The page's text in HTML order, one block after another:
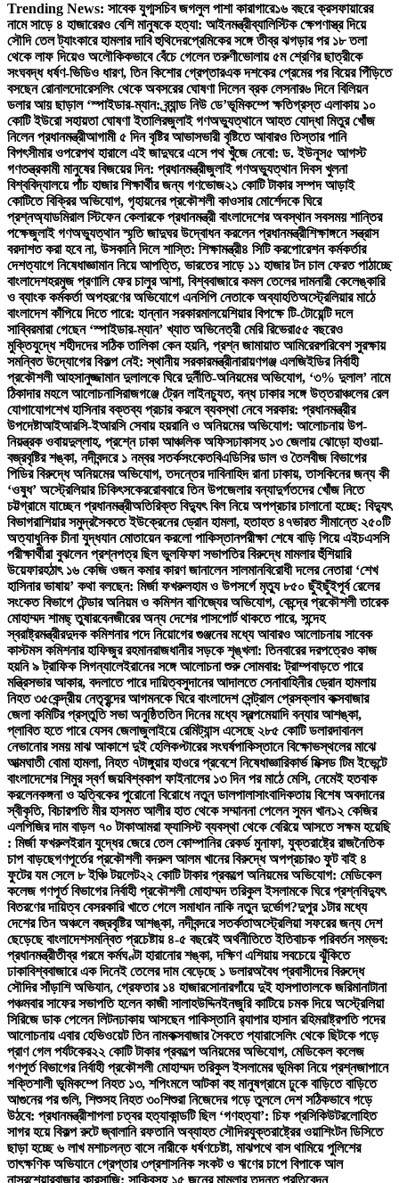
Trending News: সাবেক যুগ্মসচিব জগলুল পাশা কারাগারে১৬ বছরে ক্রসফায়ারের
নামে সাড়ে ৪ হাজারেরও বেশি মানুষকে হত্যা: আইনমন্ত্রীব্যালিস্টিক ক্ষেপণাস্ত্র দিয়ে
সৌদি তেল ট্যাংকারে হামলার দাবি হুথিদেরপ্রেমিকের সঙ্গে তীব্র ঝগড়ার পর ১৮ তলা
থেকে লাফ দিয়েও অলৌকিকভাবে বেঁচে গেলেন তরুণীভোলায় ৫ম শ্রেণির ছাত্রীকে
সংঘবদ্ধ ধর্ষণ-ভিডিও ধারণ, তিন কিশোর গ্রেপ্তারএক দশকের প্রেমের পর বিয়ের পিঁড়িতে
বসছেন রোনালদোরেসলিং থেকে অবসরের ঘোষণা দিলেন ব্রক লেসনার৬ দিনে বিলিয়ন
ডলার আয় ছাড়াল ‘স্পাইডার-ম্যান: ব্র্যান্ড নিউ ডে’ভূমিকম্পে ক্ষতিগ্রস্ত এলাকায় ১০
কোটি ইউরো সহায়তা ঘোষণা ইতালিরজুলাই গণঅভ্যুত্থানে আহত যোদ্ধা মিতুর খোঁজ
নিলেন প্রধানমন্ত্রীআগামী ৫ দিন বৃষ্টির আভাসভারী বৃষ্টিতে আবারও তিস্তার পানি
বিপৎসীমার ওপরেপথ হারালে এই জাদুঘরে এসে পথ খুঁজে নেবো: ড. ইউনূস৫ আগস্ট
গণতন্ত্রকামী মানুষের বিজয়ের দিন: প্রধানমন্ত্রীজুলাই গণঅভ্যুত্থান দিবস খুলনা
বিশ্ববিদ্যালয়ে পাঁচ হাজার শিক্ষার্থীর জন্য গণভোজ২১ কোটি টাকার সম্পদ আড়াই
কোটিতে বিক্রির অভিযোগ, গৃহায়নের প্রকৌশলী কাওসার মোর্শেদকে ঘিরে
প্রশ্নঅ্যাডমিরাল স্টিফেন কেলারকে প্রধানমন্ত্রী বাংলাদেশের অবস্থান সবসময় শান্তির
পক্ষেজুলাই গণঅভ্যুত্থান স্মৃতি জাদুঘর উদ্বোধন করলেন প্রধানমন্ত্রীশিক্ষাঙ্গনে সন্ত্রাস
বরদাশত করা হবে না, উসকানি দিলে শাস্তি: শিক্ষামন্ত্রী৪ সিটি করপোরেশন কর্মকর্তার
দেশত্যাগে নিষেধাজ্ঞামান নিয়ে আপত্তি, ভারতের সাড়ে ১১ হাজার টন চাল ফেরত পাঠাচ্ছে
বাংলাদেশহরমুজ প্রণালি ফের চালুর আশা, বিশ্ববাজারে কমল তেলের দামনারী কেলেঙ্কারি
ও ব্যাংক কর্মকর্তা অপহরণের অভিযোগে এনসিপি নেতাকে অব্যাহতিঅস্ট্রেলিয়ার মাঠে
বাংলাদেশ কাঁপিয়ে দিতে পারে: হান্নান সরকারমালয়েশিয়ার বিপক্ষে টি-টোয়েন্টি দলে
সাব্বিরমারা গেছেন ‘স্পাইডার-ম্যান’ খ্যাত অভিনেত্রী মেরি রিভেরা৫৫ বছরেও
মুক্তিযুদ্ধে শহীদদের সঠিক তালিকা কেন হয়নি, প্রশ্ন জামায়াত আমিরেরপরিবেশ সুরক্ষায়
সমন্বিত উদ্যোগের বিকল্প নেই: স্থানীয় সরকারমন্ত্রীনারায়ণগঞ্জ এলজিইডির নির্বাহী
প্রকৌশলী আহসানুজ্জামান দুলালকে ঘিরে দুর্নীতি-অনিয়মের অভিযোগ, ‘৩% দুলাল’ নামে
ঠিকাদার মহলে আলোচনাসিরাজগঞ্জে ট্রেন লাইনচ্যুত, বন্ধ ঢাকার সঙ্গে উত্তরাঞ্চলের রেল
যোগাযোগশেখ হাসিনার বক্তব্য প্রচার করলে ব্যবস্থা নেবে সরকার: প্রধানমন্ত্রীর
উপদেষ্টাআইআরসি-ইআরসি সেবায় হয়রানি ও অনিয়মের অভিযোগ: আলোচনায় উপ-
নিয়ন্ত্রক ওবায়দুল্লাহ, প্রশ্নে ঢাকা আঞ্চলিক অফিসঢাকাসহ ১৩ জেলায় ঝোড়ো হাওয়া-
বজ্রবৃষ্টির শঙ্কা, নদীবন্দরে ১ নম্বর সতর্কসংকেতবিএডিসির ডাল ও তৈলবীজ বিভাগের
পিডির বিরুদ্ধে অনিয়মের অভিযোগ, তদন্তের দাবিনাহিদ রানা ঢাকায়, তাসকিনের জন্য কী
‘ওষুধ’ অস্ট্রেলিয়ার চিকিৎসকেররোববারে তিন উপজেলার বন্যাদুর্গতদের খোঁজ নিতে
চট্টগ্রামে যাচ্ছেন প্রধানমন্ত্রীঅতিরিক্ত বিদ্যুৎ বিল নিয়ে অপপ্রচার চালানো হচ্ছে: বিদ্যুৎ
বিভাগরাশিয়ার সমুদ্রসৈকতে ইউক্রেনের ড্রোন হামলা, হতাহত ৪৭ভারত সীমান্তে ২৫০টি
অত্যাধুনিক চীনা যুদ্ধযান মোতায়েন করলো পাকিস্তানপরীক্ষা শেষে বাড়ি গিয়ে এইচএসসি
পরীক্ষার্থীরা বুঝলেন প্রশ্নপত্র ছিল ভুলফিফা সভাপতির বিরুদ্ধে মামলার হুঁশিয়ারি
উয়েফারহঠাৎ ১৬ কেজি ওজন কমার কারণ জানালেন সালমানবিরোধী দলের নেতারা ‘শেখ
হাসিনার ভাষায়’ কথা বলছেন: মির্জা ফখরুলহাম ও উপসর্গে মৃত্যু ৮৫০ ছুঁইছুঁইপূর্ব রেলের
সংকেত বিভাগে টেন্ডার অনিয়ম ও কমিশন বাণিজ্যের অভিযোগ, কেন্দ্রে প্রকৌশলী তারেক
মোহাম্মদ শামছ্ তুষারবেনজীরের অন্য দেশের পাসপোর্ট থাকতে পারে, সন্দেহ
স্বরাষ্ট্রমন্ত্রীরদুদক কমিশনার পদে নিয়োগের গুঞ্জনের মধ্যে আবারও আলোচনায় সাবেক
কাস্টমস কমিশনার হাফিজুর রহমানরাজধানীর সড়কে শৃঙ্খলা: তিনবারের দরপত্রেও কাজ
হয়নি ৯ ট্রাফিক সিগন্যালেইরানের সঙ্গে আলোচনা শুরু সোমবার: ট্রাম্পবাড়তে পারে
মন্ত্রিসভার আকার, বদলাতে পারে দায়িত্বসুদানের আদালতে সেনাবাহিনীর ড্রোন হামলায়
নিহত ৩৫কেন্দ্রীয় নেতৃবৃন্দের আগমনকে ঘিরে বাংলাদেশ সেন্ট্রাল প্রেসক্লাব কক্সবাজার
জেলা কমিটির প্রস্তুতি সভা অনুষ্ঠিততিন দিনের মধ্যে স্বল্পমেয়াদি বন্যার আশঙ্কা,
প্লাবিত হতে পারে যেসব জেলাজুলাইয়ে রেমিট্যান্স এসেছে ২৮৫ কোটি ডলারদাবানল
নেভানোর সময় মাঝ আকাশে দুই হেলিকপ্টারের সংঘর্ষপাকিস্তানে বিক্ষোভস্থলের মাঝে
আত্মঘাতী বোমা হামলা, নিহত ৭টাঙ্গুয়ার হাওরে প্রবেশে নিষেধাজ্ঞারিকার্ভ মিক্সড টিম ইভেন্টে
বাংলাদেশের শিমুর স্বর্ণ জয়বিশ্বকাপ ফাইনালের ১৩ দিন পর মাঠে মেসি, নেমেই হতবাক
করলেনকঙ্গনা ও হৃত্বিকের পুরোনো বিরোধে নতুন ডালপালাসাংবাদিকতায় বিশেষ অবদানের
স্বীকৃতি, বিচারপতি মীর হাসমত আলীর হাত থেকে সম্মাননা পেলেন সুমন খান১২ কেজির
এলপিজির দাম বাড়ল ৭০ টাকাআমরা ফ্যাসিস্ট ব্যবস্থা থেকে বেরিয়ে আসতে সক্ষম হয়েছি
: মির্জা ফখরুলইরান যুদ্ধের জেরে তেল কোম্পানির রেকর্ড মুনাফা, যুক্তরাষ্ট্রে রাজনৈতিক
চাপ বাড়ছেগণপূর্তের প্রকৌশলী বদরুল আলম খানের বিরুদ্ধে অপপ্রচার৩ ফুট বাই ৪
ফুটের যম সেলে ৮ ইঞ্চি টয়লেট২২ কোটি টাকার প্রকল্পে অনিয়মের অভিযোগ: মেডিকেল
কলেজ গণপূর্ত বিভাগের নির্বাহী প্রকৌশলী মোহাম্মদ তরিকুল ইসলামকে ঘিরে প্রশ্নবিদ্যুৎ
বিতরণের দায়িত্ব বেসরকারি খাতে গেলে সমাধান নাকি নতুন দুর্ভোগ?দুপুর ১টার মধ্যে
দেশের তিন অঞ্চলে বজ্রবৃষ্টির আশঙ্কা, নদীবন্দরে সতর্কতাঅস্ট্রেলিয়া সফরের জন্য দেশ
ছেড়েছে বাংলাদেশসমন্বিত প্রচেষ্টায় ৪-৫ বছরেই অর্থনীতিতে ইতিবাচক পরিবর্তন সম্ভব:
প্রধানমন্ত্রীতীব্র গরমে কর্মঘণ্টা হারানোর শঙ্কা, দক্ষিণ এশিয়ায় সবচেয়ে ঝুঁকিতে
ঢাকাবিশ্ববাজারে এক দিনেই তেলের দাম বেড়েছে ১ ডলারঅবৈধ প্রবাসীদের বিরুদ্ধে
সৌদির সাঁড়াশি অভিযান, গ্রেফতার ১৪ হাজারসোনারগাঁয়ে দুই হাসপাতালকে জরিমানাটানা
পঞ্চমবার সাফের সভাপতি হলেন কাজী সালাহউদ্দিনইনজুরি কাটিয়ে চমক দিয়ে অস্ট্রেলিয়া
সিরিজে ডাক পেলেন লিটনঢাকায় আসছেন পাকিস্তানি র‍্যাপার হাসান রহিমরাষ্ট্রপতি পদের
আলোচনায় এবার হেভিওয়েট তিন নামকক্সবাজার সৈকতে প্যারাসেলিং থেকে ছিটকে পড়ে
প্রাণ গেল পর্যটকের২২ কোটি টাকার প্রকল্পে অনিয়মের অভিযোগ, মেডিকেল কলেজ
গণপূর্ত বিভাগের নির্বাহী প্রকৌশলী মোহাম্মদ তরিকুল ইসলামের ভূমিকা নিয়ে প্রশ্নজাপানে
শক্তিশালী ভূমিকম্পে নিহত ১৩, শপিংমলে আটকা বহু মানুষগ্রামে ঢুকে বাড়িতে বাড়িতে
আগুনের পর গুলি, শিশুসহ নিহত ৩০শিশুরা নিজেদের গড়ে তুললে দেশ সঠিকভাবে গড়ে
উঠবে: প্রধানমন্ত্রীশাপলা চত্বর হত্যাকান্ডটি ছিল ‘গণহত্যা’: চিফ প্রসিকিউটরলোহিত
সাগর হয়ে বিকল্প রুটে জ্বালানি রফতানি অব্যাহত সৌদিরযুক্তরাষ্ট্রের ওয়াশিংটন ডিসিতে
ছাড়া হচ্ছে ৬ লাখ মশাচলন্ত বাসে নারীকে ধর্ষণচেষ্টা, মাঝপথে বাস থামিয়ে পুলিশের
তাৎক্ষণিক অভিযানে গ্রেপ্তার ৩প্রশাসনিক সংকট ও ঋণের চাপে বিপাকে আল